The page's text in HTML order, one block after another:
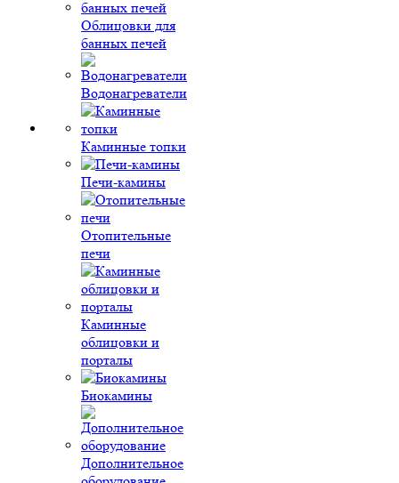
Облицовки для
банных печей
Водонагреватели
Каминные топки
Печи-камины
Отопительные
печи
Каминные
облицовки и
порталы
Биокамины
Дополнительное